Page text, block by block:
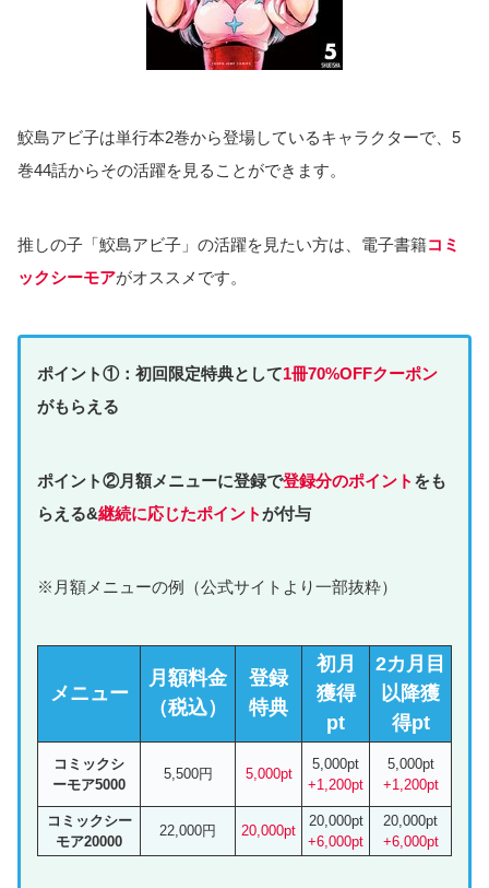
鮫島アビ子は単行本2巻から登場しているキャラクターで、5
巻44話からその活躍を見ることができます。
推しの子「鮫島アビ子」の活躍を見たい方は、電子書籍コミ
ックシーモアがオススメです。
ポイント①：初回限定特典として1冊70%OFFクーポン
がもらえる
ポイント②月額メニューに登録で登録分のポイント をも
らえる&継続に応じたポイントが付与
※月額メニューの例（公式サイトより一部抜粋）
メニュー
月額料金
（税込）
登録
特典
初月
獲得
pt
2カ月目
以降獲
得pt
コミックシ
ーモア5000
5,500円 5,000pt
5,000pt
+1,200pt
5,000pt
+1,200pt
コミックシー
モア20000
22,000円 20,000pt
20,000pt
+6,000pt
20,000pt
+6,000pt